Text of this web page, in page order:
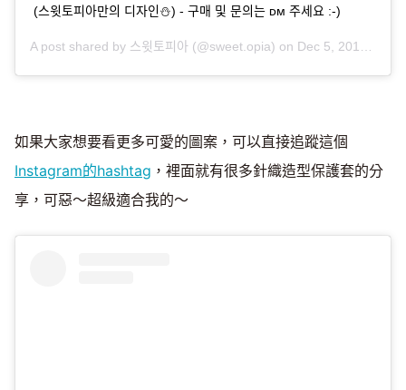
(스윗토피아만의 디자인⛄️) - 구매 및 문의는 ᴅᴍ 주세요 :-)
A post shared by 스윗토피아 (@sweet.opia) on Dec 5, 2018 at 11:37pm PST
如果大家想要看更多可愛的圖案，可以直接追蹤這個
Instagram的hashtag ，裡面就有很多針織造型保護套的分
享，可惡～超級適合我的～